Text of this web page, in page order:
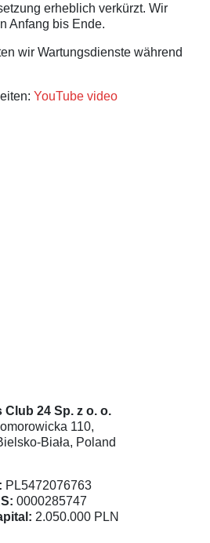
erheblich verkürzt. Wir
Anfang bis Ende.
wir Wartungsdienste während
YouTube video
Club 24 Sp. z o. o.
110,
Biała, Poland
PL5472076763
0000285747
2.050.000 PLN